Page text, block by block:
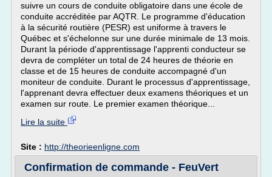
suivre un cours de conduite obligatoire dans une école de
conduite accréditée par AQTR. Le programme d'éducation
à la sécurité routière (PESR) est uniforme à travers le
Québec et s'échelonne sur une durée minimale de 13 mois.
Durant la période d'apprentissage l'apprenti conducteur se
devra de compléter un total de 24 heures de théorie en
classe et de 15 heures de conduite accompagné d'un
moniteur de conduite. Durant le processus d'apprentissage,
l'apprenant devra effectuer deux examens théoriques et un
examen sur route. Le premier examen théorique...
Lire la suite
Site : http://theorieenligne.com
Confirmation de commande - FeuVert